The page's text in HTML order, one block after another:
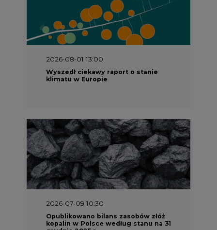
2026-08-01 13:00
Wyszedł ciekawy raport o stanie
klimatu w Europie
2026-07-09 10:30
Opublikowano bilans zasobów złóż
kopalin w Polsce według stanu na 31